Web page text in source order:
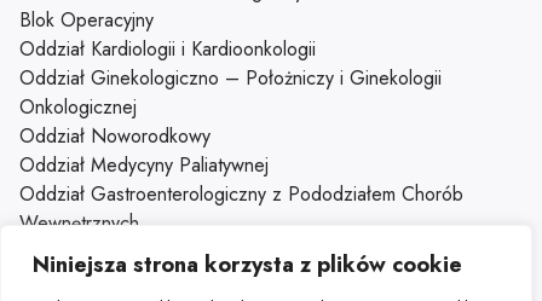
Niniejsza strona korzysta z plików cookie
Blok Operacyjny
Oddział Kardiologii i Kardioonkologii
Oddział Ginekologiczno – Położniczy i Ginekologii
Onkologicznej
Oddział Noworodkowy
Oddział Medycyny Paliatywnej
Oddział Gastroenterologiczny z Pododziałem Chorób
Wewnętrznych
Oddział Dzienny Kliniki Onkologii
Klinika Onkologii